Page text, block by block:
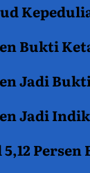
Bukti
Jadi
Jadi